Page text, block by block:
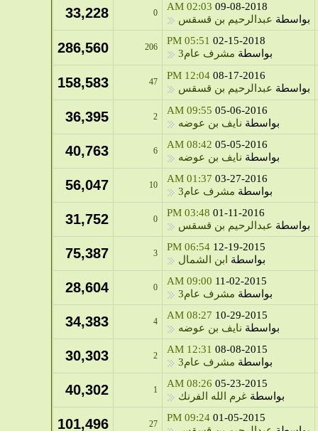
09-08-2018
02:03 AM
بواسطة عبدالرحيم بن قسقس
0
33,228
02-15-2018
05:51 PM
بواسطة مشرف عام3
206
286,560
08-17-2016
12:04 PM
بواسطة عبدالرحيم بن قسقس
47
158,583
05-06-2016
09:55 AM
بواسطة نايف بن عوضه
2
36,395
05-05-2016
08:42 AM
بواسطة نايف بن عوضه
6
40,763
03-27-2016
01:37 AM
بواسطة مشرف عام3
10
56,047
01-11-2016
03:48 PM
بواسطة عبدالرحيم بن قسقس
0
31,752
12-19-2015
06:54 PM
بواسطة
ابن الشمال
3
75,387
11-02-2015
09:00 AM
بواسطة مشرف عام3
0
28,604
10-29-2015
08:27 AM
بواسطة نايف بن عوضه
4
34,383
08-08-2015
12:31 AM
بواسطة مشرف عام3
2
30,303
05-23-2015
08:26 AM
بواسطةغرم الله الفرنك
1
40,302
01-05-2015
09:24 PM
27
101,496